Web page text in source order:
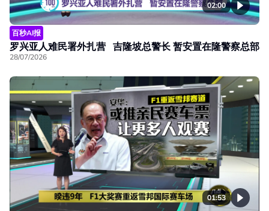
02:00
百秒AI报
罗兴亚人难民署外扎营 吉隆坡总警长 暂安置在隆警察总部
28/07/2026
01:53